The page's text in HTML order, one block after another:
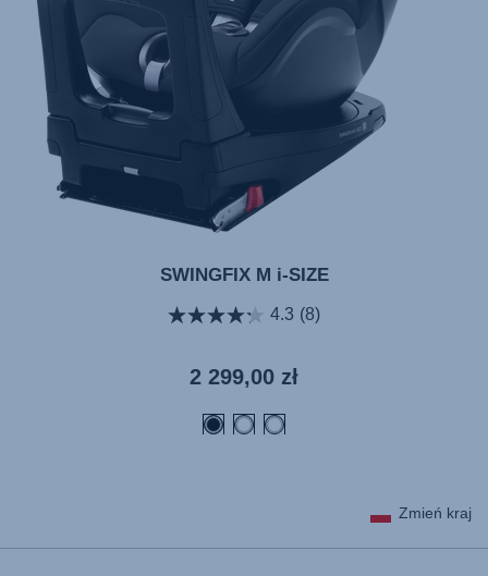
SWINGFIX M i-SIZE
4.3 (8)
Aktualna
cena
2 299,00 zł
Zmień kraj